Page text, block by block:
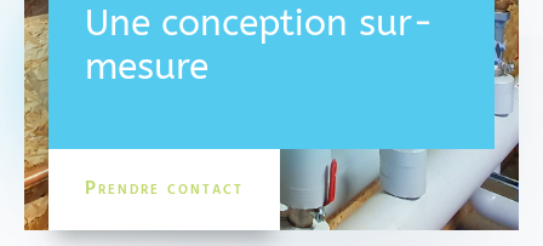
Une conception sur-
mesure
Prendre contact